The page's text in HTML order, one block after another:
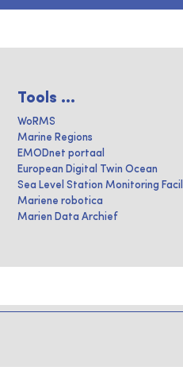
Tools ...
WoRMS
Marine Regions
EMODnet portaal
European Digital Twin Ocean
Sea Level Station Monitoring
Mariene robotica
Marien Data Archief